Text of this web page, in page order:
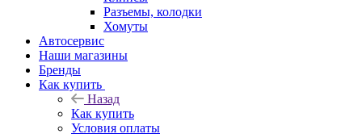
Разъемы, колодки
Хомуты
Автосервис
Наши магазины
Бренды
Как купить
Назад
Как купить
Условия оплаты